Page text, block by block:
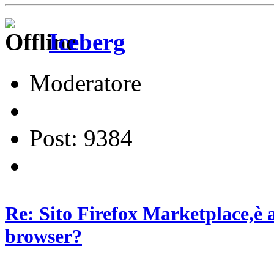
Iceberg
Moderatore
Post: 9384
Re: Sito Firefox Marketplace,è
browser?